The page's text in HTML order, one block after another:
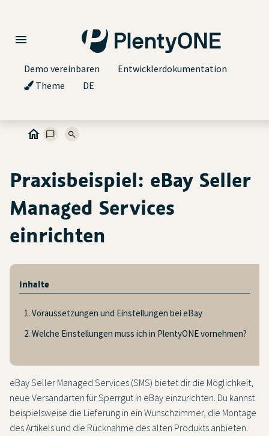
Demo vereinbaren
Entwicklerdokumentation
Theme
DE
Praxisbeispiel: eBay Seller
Managed Services
einrichten
Inhalte
1. Voraussetzungen und Einstellungen bei eBay
2. Welche Einstellungen muss ich in PlentyONE vornehmen?
eBay Seller Managed Services (SMS) bietet dir die Möglichkeit,
neue Versandarten für Sperrgut in eBay einzurichten. Du kannst
beispielsweise die Lieferung in ein Wunschzimmer, die Montage
des Artikels und die Rücknahme des alten Produkts anbieten.